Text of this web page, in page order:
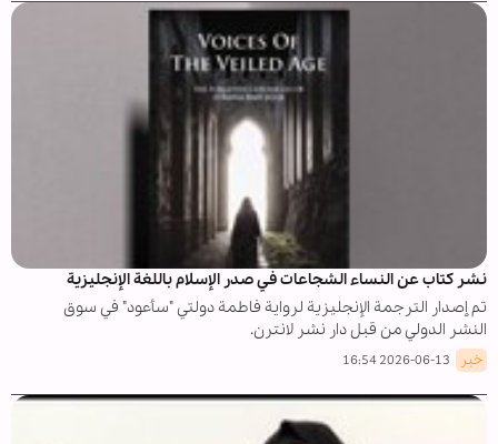
نشر كتاب عن النساء الشجاعات في صدر الإسلام باللغة الإنجليزية
تم إصدار الترجمة الإنجليزية لرواية فاطمة دولتي "سأعود" في سوق
النشر الدولي من قبل دار نشر لانترن.
خبر 2026-06-13 16:54